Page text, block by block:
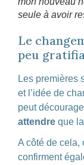
seule à avoir
Le
peu
Les premières
et l’idée de
peut
attendre que
A côté de cela,
confirment